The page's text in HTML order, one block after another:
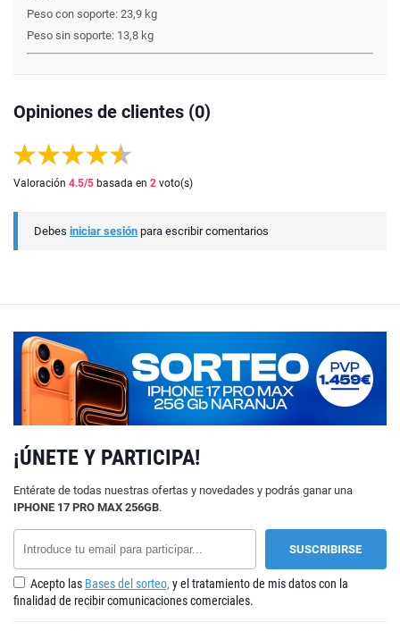
Peso con soporte: 23,9 kg
Peso sin soporte: 13,8 kg
Opiniones de clientes (0)
Valoración 4.5/5 basada en 2 voto(s)
Debes iniciar sesión para escribir comentarios
¡ÚNETE Y PARTICIPA!
Entérate de todas nuestras ofertas y novedades y podrás ganar una
IPHONE 17 PRO MAX 256GB.
Acepto las Bases del sorteo, y el tratamiento de mis datos con la
finalidad de recibir comunicaciones comerciales.